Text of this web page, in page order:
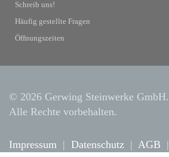
Schreib uns!
Häufig gestellte Fragen
Öffnungszeiten
© 2026 Gerwing Steinwerke GmbH.
Alle Rechte vorbehalten.
Impressum | Datenschutz | AGB |